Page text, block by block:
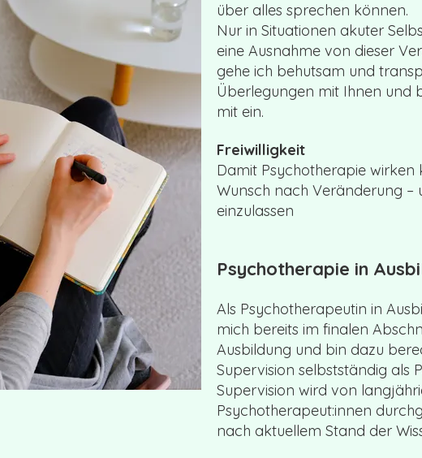
über alles sprechen können.
Nur in Situationen akuter
eine Ausnahme von dieser
gehe ich behutsam und
Überlegungen mit Ihnen und
mit ein.
Freiwilligkeit
Damit Psychotherapie
Wunsch nach Veränderung –
einzulassen
Psychotherapie in
Als Psychotherapeutin in
mich bereits im finalen
Ausbildung und bin dazu
Supervision selbstständig als
Supervision wird von
Psychotherapeut:innen
nach aktuellem Stand der